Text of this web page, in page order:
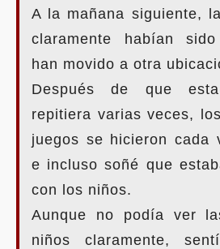
A la mañana siguiente,
claramente habían
han movido a otra
Después de que
repitiera varias veces,
juegos se hicieron cada
e incluso soñé que
con los niños.
Aunque no podía ver
niños claramente,